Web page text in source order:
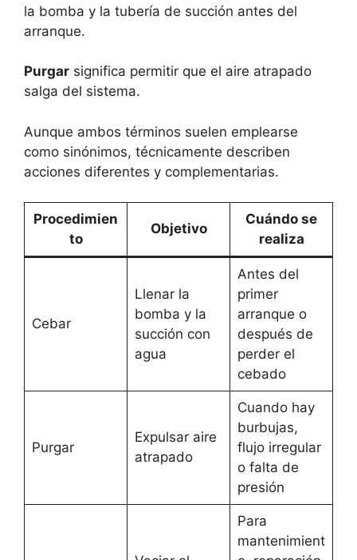
la bomba y la tubería de succión antes del
arranque.
Purgar significa permitir que el aire atrapado
salga del sistema.
Aunque ambos términos suelen emplearse
como sinónimos, técnicamente describen
acciones diferentes y complementarias.
Procedimien
to
Objetivo
Cuándo se
realiza
Cebar
Llenar la
bomba y la
succión con
agua
Antes del
primer
arranque o
después de
perder el
cebado
Purgar
Expulsar aire
atrapado
Cuando hay
burbujas,
flujo irregular
o falta de
presión
Para
mantenimient